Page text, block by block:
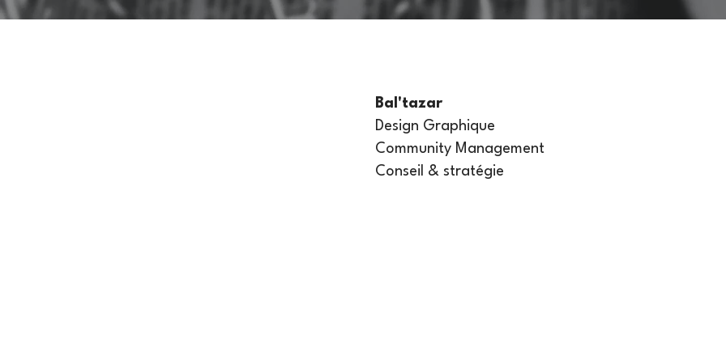
Bal'tazar
Design Graphique
Community Management
Conseil & stratégie